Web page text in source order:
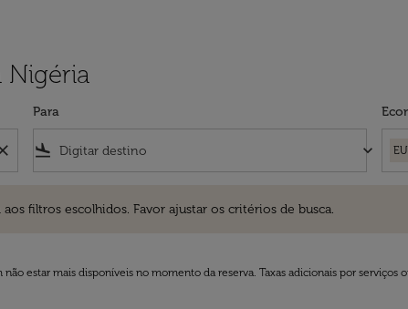
Nigéria
Para
flight_land keyboard_arrow_down
filtros escolhidos. Favor ajustar os critérios de busca.
estar mais disponíveis no momento da reserva. Taxas adicionais por serviços